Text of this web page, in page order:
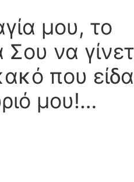
μου, το
να
που είδα
μου!…